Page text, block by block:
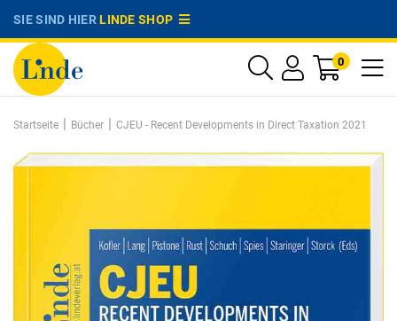
SIE SIND HIERLINDE SHOP
0
Startseite | Bücher | CJEU - Recent Developments in Direct Taxation 2021